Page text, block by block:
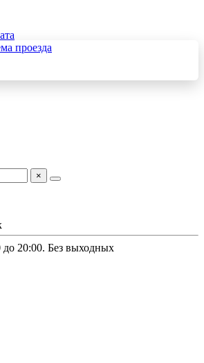
проезда
×
до 20:00. Без выходных